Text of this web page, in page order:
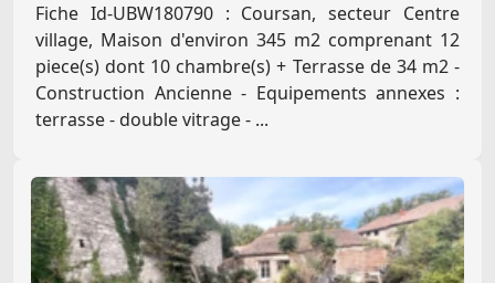
Fiche Id-UBW180790 : Coursan, secteur Centre
village, Maison d'environ 345 m2 comprenant 12
piece(s) dont 10 chambre(s) + Terrasse de 34 m2 -
Construction Ancienne - Equipements annexes :
terrasse - double vitrage - ...